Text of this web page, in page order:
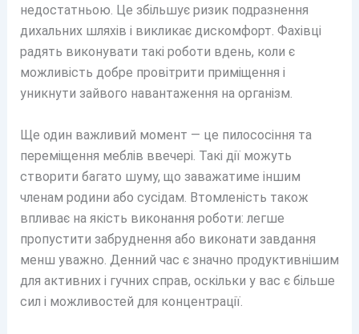
недостатньою. Це збільшує ризик подразнення
дихальних шляхів і викликає дискомфорт. Фахівці
радять виконувати такі роботи вдень, коли є
можливість добре провітрити приміщення і
уникнути зайвого навантаження на організм.
Ще один важливий момент — це пилососіння та
переміщення меблів ввечері. Такі дії можуть
створити багато шуму, що заважатиме іншим
членам родини або сусідам. Втомленість також
впливає на якість виконання роботи: легше
пропустити забруднення або виконати завдання
менш уважно. Денний час є значно продуктивнішим
для активних і гучних справ, оскільки у вас є більше
сил і можливостей для концентрації.